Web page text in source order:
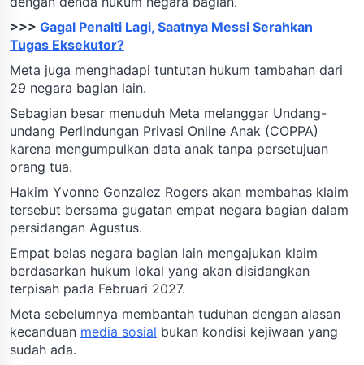
>>> Gagal Penalti Lagi, Saatnya Messi Serahkan
Tugas Eksekutor?
Meta juga menghadapi tuntutan hukum tambahan dari
29 negara bagian lain.
Sebagian besar menuduh Meta melanggar Undang-
undang Perlindungan Privasi Online Anak (COPPA)
karena mengumpulkan data anak tanpa persetujuan
orang tua.
Hakim Yvonne Gonzalez Rogers akan membahas klaim
tersebut bersama gugatan empat negara bagian dalam
persidangan Agustus.
Empat belas negara bagian lain mengajukan klaim
berdasarkan hukum lokal yang akan disidangkan
terpisah pada Februari 2027.
Meta sebelumnya membantah tuduhan dengan alasan
kecanduan media sosial bukan kondisi kejiwaan yang
sudah ada.